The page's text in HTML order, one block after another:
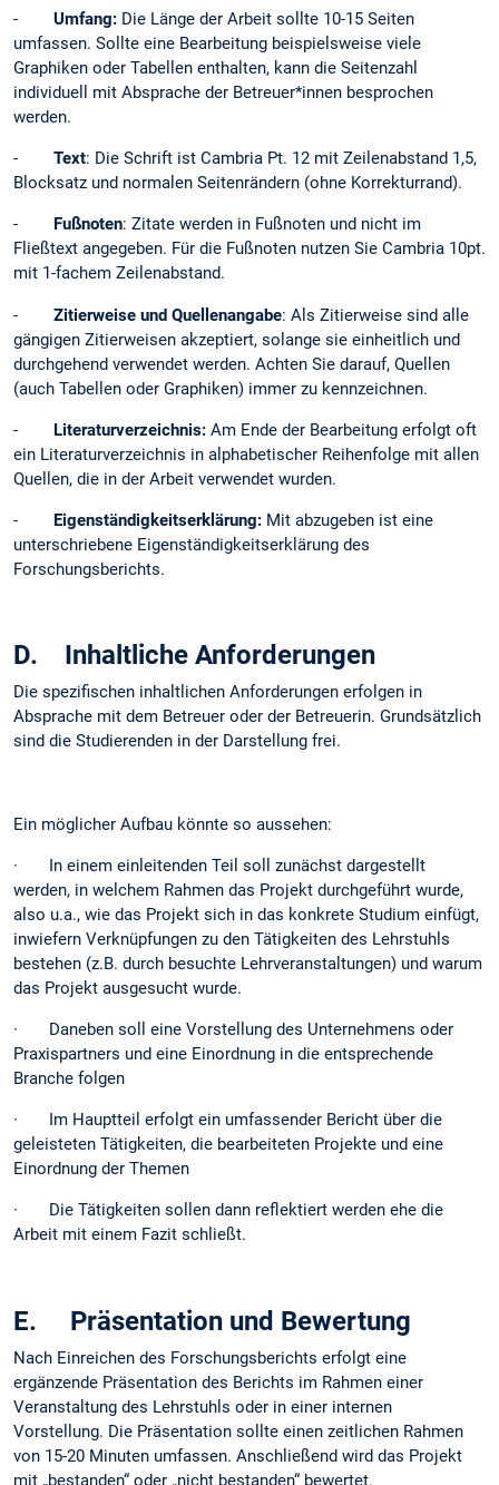
- Umfang: Die Länge der Arbeit sollte 10-15 Seiten
umfassen. Sollte eine Bearbeitung beispielsweise viele
Graphiken oder Tabellen enthalten, kann die Seitenzahl
individuell mit Absprache der Betreuer*innen besprochen
werden.
- Text: Die Schrift ist Cambria Pt. 12 mit Zeilenabstand 1,5,
Blocksatz und normalen Seitenrändern (ohne Korrekturrand).
- Fußnoten: Zitate werden in Fußnoten und nicht im
Fließtext angegeben. Für die Fußnoten nutzen Sie Cambria 10pt.
mit 1-fachem Zeilenabstand.
- Zitierweise und Quellenangabe: Als Zitierweise sind alle
gängigen Zitierweisen akzeptiert, solange sie einheitlich und
durchgehend verwendet werden. Achten Sie darauf, Quellen
(auch Tabellen oder Graphiken) immer zu kennzeichnen.
- Literaturverzeichnis: Am Ende der Bearbeitung erfolgt oft
ein Literaturverzeichnis in alphabetischer Reihenfolge mit allen
Quellen, die in der Arbeit verwendet wurden.
- Eigenständigkeitserklärung: Mit abzugeben ist eine
unterschriebene Eigenständigkeitserklärung des
Forschungsberichts.
D. Inhaltliche Anforderungen
Die spezifischen inhaltlichen Anforderungen erfolgen in
Absprache mit dem Betreuer oder der Betreuerin. Grundsätzlich
sind die Studierenden in der Darstellung frei.
Ein möglicher Aufbau könnte so aussehen:
· In einem einleitenden Teil soll zunächst dargestellt
werden, in welchem Rahmen das Projekt durchgeführt wurde,
also u.a., wie das Projekt sich in das konkrete Studium einfügt,
inwiefern Verknüpfungen zu den Tätigkeiten des Lehrstuhls
bestehen (z.B. durch besuchte Lehrveranstaltungen) und warum
das Projekt ausgesucht wurde.
· Daneben soll eine Vorstellung des Unternehmens oder
Praxispartners und eine Einordnung in die entsprechende
Branche folgen
· Im Hauptteil erfolgt ein umfassender Bericht über die
geleisteten Tätigkeiten, die bearbeiteten Projekte und eine
Einordnung der Themen
· Die Tätigkeiten sollen dann reflektiert werden ehe die
Arbeit mit einem Fazit schließt.
E. Präsentation und Bewertung
Nach Einreichen des Forschungsberichts erfolgt eine
ergänzende Präsentation des Berichts im Rahmen einer
Veranstaltung des Lehrstuhls oder in einer internen
Vorstellung. Die Präsentation sollte einen zeitlichen Rahmen
von 15-20 Minuten umfassen. Anschließend wird das Projekt
mit „bestanden“ oder „nicht bestanden“ bewertet.